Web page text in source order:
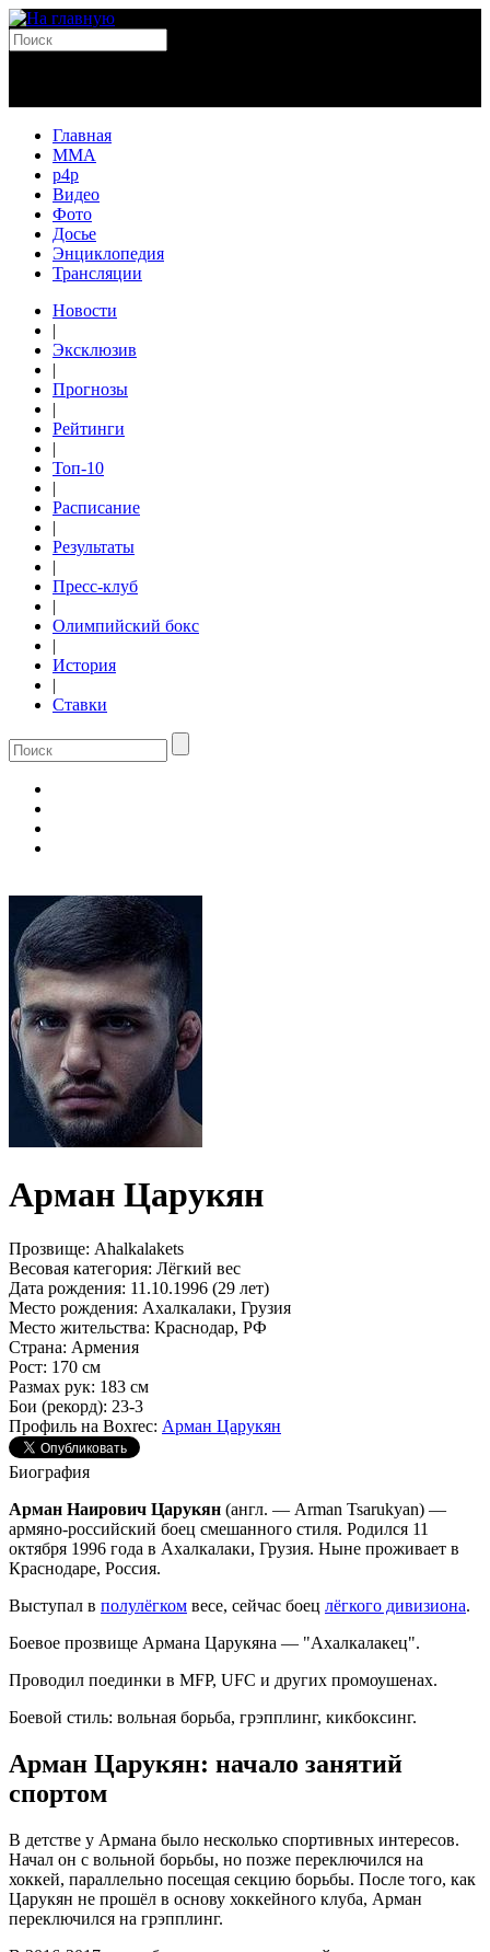
Главная
MMA
p4p
Видео
Фото
Досье
Энциклопедия
Трансляции
Новости
|
Эксклюзив
|
Прогнозы
|
Рейтинги
|
Топ-10
|
Расписание
|
Результаты
|
Пресс-клуб
|
Олимпийский бокс
|
История
|
Ставки
Арман Царукян
Прозвище: Ahalkalakets
Весовая категория: Лёгкий вес
Дата рождения: 11.10.1996 (29 лет)
Место рождения: Ахалкалаки, Грузия
Место жительства: Краснодар, РФ
Страна: Армения
Рост: 170 см
Размах рук: 183 см
Бои (рекорд): 23-3
Профиль на Boxrec: Арман Царукян
Биография
Арман Наирович Царукян (англ. — Arman Tsarukyan) —
армяно-российский боец смешанного стиля. Родился 11
октября 1996 года в Ахалкалаки, Грузия. Ныне проживает в
Краснодаре, Россия.
Выступал в полулёгком весе, сейчас боец лёгкого дивизиона.
Боевое прозвище Армана Царукяна — "Ахалкалакец".
Проводил поединки в MFP, UFC и других промоушенах.
Боевой стиль: вольная борьба, грэпплинг, кикбоксинг.
Арман Царукян: начало занятий
спортом
В детстве у Армана было несколько спортивных интересов.
Начал он с вольной борьбы, но позже переключился на
хоккей, параллельно посещая секцию борьбы. После того, как
Царукян не прошёл в основу хоккейного клуба, Арман
переключился на грэпплинг.